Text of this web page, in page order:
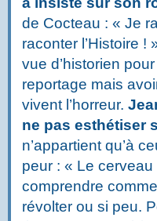
de Cocteau : « Je
raconter l’Histoire !
vue d’historien
reportage mais
vivent l’horreur.
ne pas esthétiser
n’appartient qu’à
peur : « Le
comprendre
révolter ou si peu.